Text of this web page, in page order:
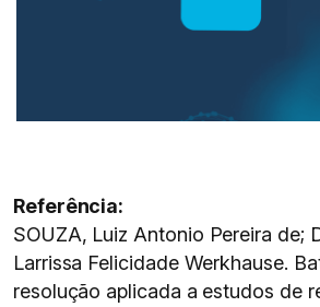
Referência:
SOUZA, Luiz Antonio Pereira de;
Larrissa Felicidade Werkhause.
resolução aplicada a estudos de